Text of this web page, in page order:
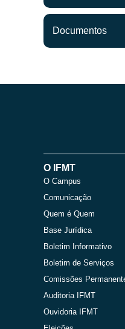
Documentos
O IFMT
O Campus
Comunicação
Quem é Quem
Base Jurídica
Boletim Informativo
Boletim de Serviços
Comissões
Auditoria IFMT
Ouvidoria IFMT